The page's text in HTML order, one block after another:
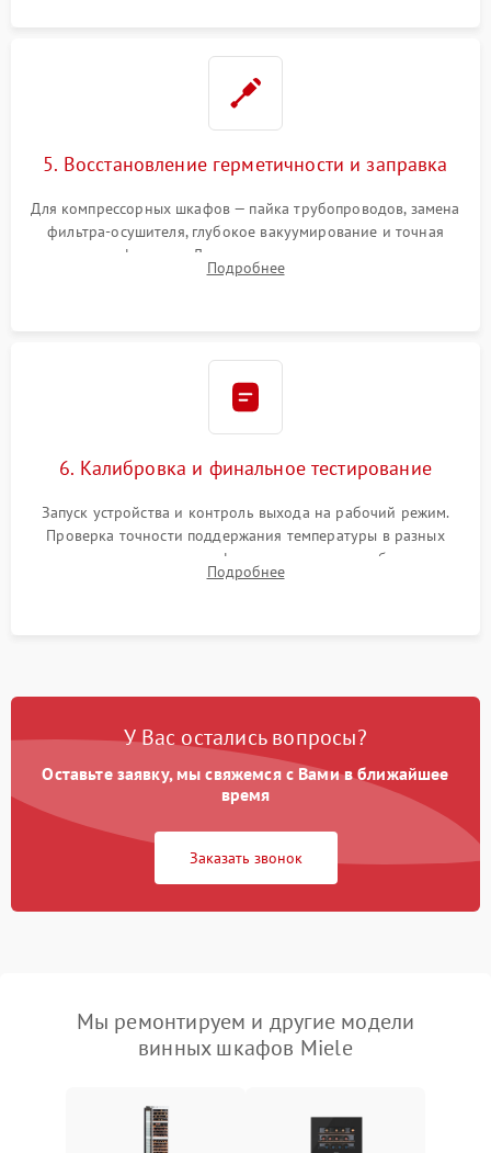
5. Восстановление герметичности и заправка
Для компрессорных шкафов — пайка трубопроводов, замена
фильтра-осушителя, глубокое вакуумирование и точная
заправка фреоном. Для термоэлектрических — замена
термопасты и герметизация охлаждающего блока.
Подробнее
6. Калибровка и финальное тестирование
Запуск устройства и контроль выхода на рабочий режим.
Проверка точности поддержания температуры в разных
климатических зонах шкафа, оценка уровня стабильности
влажности и полного отсутствия вибраций корпуса.
Подробнее
У Вас остались вопросы?
Оставьте заявку, мы свяжемся с Вами в ближайшее
время
Заказать звонок
Мы ремонтируем и другие модели
винных шкафов Miele